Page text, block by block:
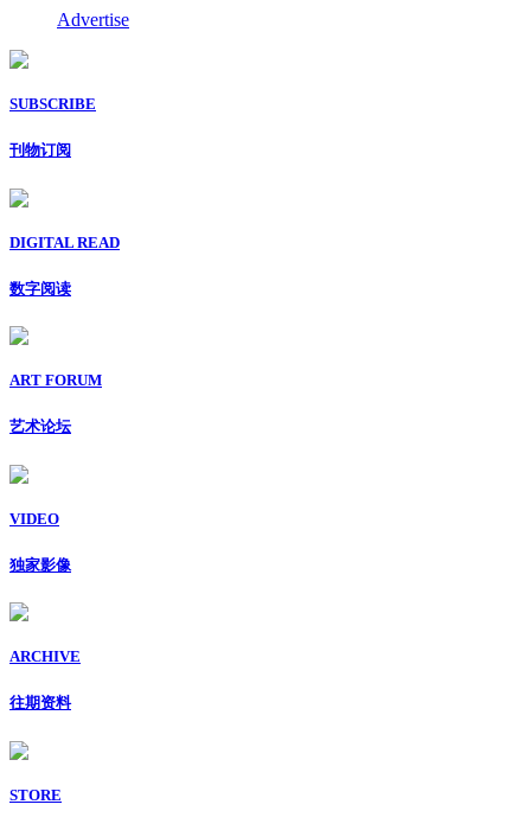
Advertise
SUBSCRIBE
刊物订阅
DIGITAL READ
数字阅读
ART FORUM
艺术论坛
VIDEO
独家影像
ARCHIVE
往期资料
STORE